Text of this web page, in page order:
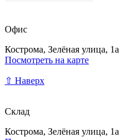
Офис
Кострома, Зелёная улица, 1а
Посмотреть на карте
⇧ Наверх
Склад
Кострома, Зелёная улица, 1а